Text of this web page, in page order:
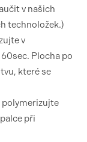
v našich
technoložek.)
v
Plocha po
které se
polymerizujte
při